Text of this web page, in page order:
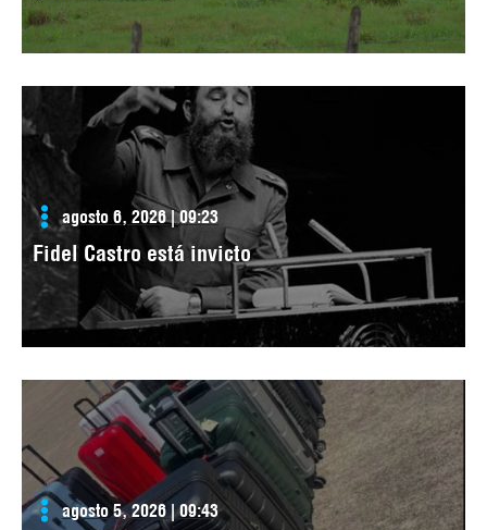
agosto 6, 2026 | 09:23
Fidel Castro está invicto
agosto 5, 2026 | 09:43